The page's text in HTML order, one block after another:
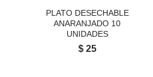
PLATO DESECHABLE
ANARANJADO 10
UNIDADES
$25